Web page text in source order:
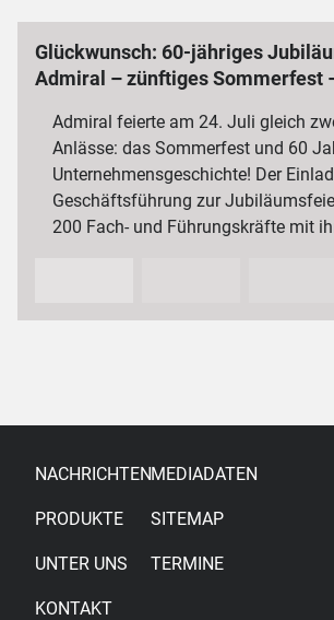
Glückwunsch: 60-jähriges
Admiral – zünftiges Sommerfest
Admiral feierte am 24. Juli gleich
Anlässe: das Sommerfest und 60
Unternehmensgeschichte! Der
Geschäftsführung zur
200 Fach- und Führungskräfte mit
NACHRICHTEN
PRODUKTE
UNTER UNS
KONTAKT
MEDIADATEN
SITEMAP
TERMINE